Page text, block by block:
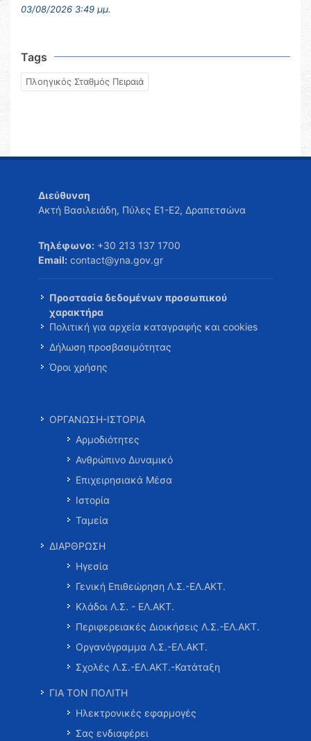
03/08/2026 3:49 μμ.
Tags
Πλοηγικός Σταθμός Πειραιά
Διεύθυνση
Ακτή Βασιλειάδη, Πύλες Ε1-Ε2, Δραπετσώνα
Τηλέφωνο: +30 213 137 1700
Email: contact@yna.gov.gr
Προστασία δεδομένων προσωπικού
χαρακτήρα
Πολιτική για αρχεία καταγραφής και cookies
Δήλωση προσβασιμότητας
Όροι χρήσης
ΟΡΓΑΝΩΣΗ-ΙΣΤΟΡΙΑ
Αρμοδιότητες
Ανθρώπινο Δυναμικό
Επιχειρησιακά Μέσα
Ιστορία
Ταμεία
ΔΙΑΡΘΡΩΣΗ
Ηγεσία
Γενική Επιθεώρηση Λ.Σ.-ΕΛ.ΑΚΤ.
Κλάδοι Λ.Σ. - ΕΛ.ΑΚΤ.
Περιφερειακές Διοικήσεις Λ.Σ.-ΕΛ.ΑΚΤ.
Οργανόγραμμα Λ.Σ.-ΕΛ.ΑΚΤ.
Σχολές Λ.Σ.-ΕΛ.ΑΚΤ.-Κατάταξη
ΓΙΑ ΤΟΝ ΠΟΛΙΤΗ
Ηλεκτρονικές εφαρμογές
Σας ενδιαφέρει